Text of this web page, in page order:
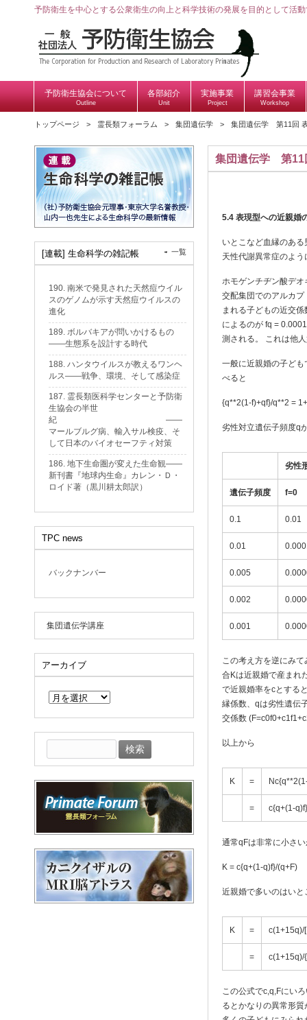
予防衛生を中心とする公衆衛生の向上と科学技術の発展を目的として活
予防衛生協会について
Outline
各部紹介
Unit
実施事業
Project
講習会事業
Workshop
トップページ 霊長類フォーラム 集団遺伝学 集団遺伝学 第11回
集団遺伝学 第11
5.4 表現型への近親婚
いとこなど血縁のあ
天性代謝異常症のよ
ホモゲンチヂン酸デ
交配集団でのアルカ
まれる子どもの近交
によるのが fq =
測される。 これは他
一般に近親婚の子ど
べると
{q**2(1-f)+qf}/q**2 =
劣性対立遺伝子頻度q
劣性
遺伝子頻度 f=0
0.1 0.01
0.01
0.005
0.002
0.001
この考え方を逆にみ
合Kは近親婚で産まれ
で近親婚率をcとする
縁係数、qは劣性遺伝
交係数
以上から
K =
= c{q+(1-
通常qFは非常に小さ
K = c{q+(1-q)f}/(q+F)
近親婚で多いのはい
K = c(1+15q)/
= c(1+15q)/
この公式でc,q,Fにい
るとかなりの異常形
[連載] 生命科学の雑記帳 一覧
190. 南米で発見された天然痘ウイル
スのゲノムが示す天然痘ウイルスの
進化
189. ボルバキアが問いかけるもの
——生態系を設計する時代
188. ハンタウイルスが教えるワンヘ
ルス——戦争、環境、そして感染症
187. 霊長類医科学センターと予防衛
生協会の半世
紀 ——
マールブルグ病、輸入サル検疫、そ
して日本のバイオセーフティ対策
186. 地下生命圏が変えた生命観——
新刊書『地球内生命』カレン・Ｄ・
ロイド著（黒川耕太郎訳）
TPC news
バックナンバー
集団遺伝学講座
アーカイブ
イ
ブ
索: